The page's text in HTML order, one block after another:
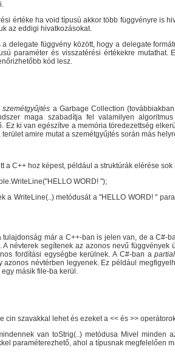
értéke ha void típusú akkor több függvényre is
az eddigi hivatkozásokat.
delegate függvény között, hogy a delegate
paraméter és visszatérési értékekre
kód lesz.
szemétgyűjtés aGarbage Collection
maga szabadítja fel valamilyen
Ez ki van egészítve a memória töredezettség
amire mutat a szemétgyűjtés során más
a C++ hoz képest, például a struktúrák elérése
WORD! ");
a WriteLine(..) metódusát a "HELLO WORD! "
tulajdonság már a C++-ban is jelen van, de a C#-
A névterek segítenek az azonos nevű
fordítási egységbe kerülnek. A C#-ban apartial
azonos névtérben legyenek. Ez például
másik file-ba kerül.
cin szavakkal lehet és ezeket a << és >>
van toStrig(..) metódusa Mivel minden
paraméterezhető, ahol a típusnak megfelelően